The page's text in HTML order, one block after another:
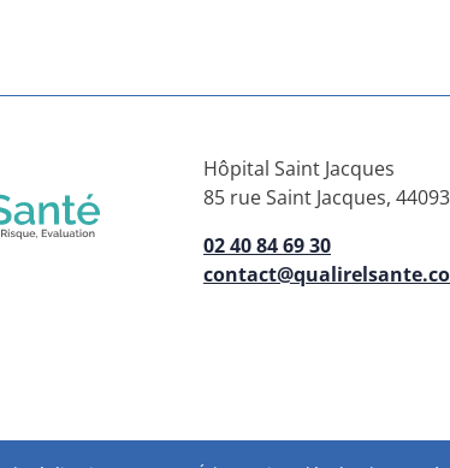
Hôpital Saint Jacques
85 rue Saint Jacques,
02 40 84 69 30